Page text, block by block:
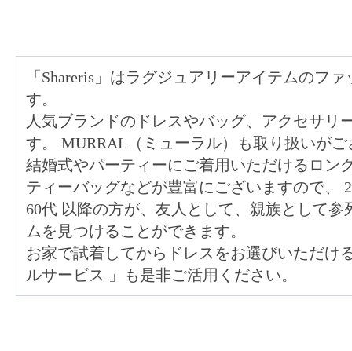
「Shareris」はラグジュアリーアイテムのフ
す。
人気ブランドのドレスやバッグ、アクセサリ
す。 MURRAL（ミューラル）も取り扱いが
結婚式やパーティーにご着用いただけるロン
ティーバッグなどが豊富にございますので、
60代 以降の方が、友人として、親族として
ムを見つけることができます。
お家で試着してからドレスをお選びいただけ
ルサービス
」も是非ご活用ください。